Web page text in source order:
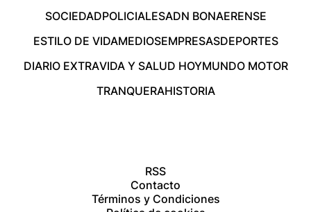
SOCIEDADPOLICIALESADN BONAERENSE
ESTILO DE VIDAMEDIOSEMPRESASDEPORTES
DIARIO EXTRAVIDA Y SALUD HOYMUNDO MOTOR
TRANQUERAHISTORIA
RSS
Contacto
Términos y Condiciones